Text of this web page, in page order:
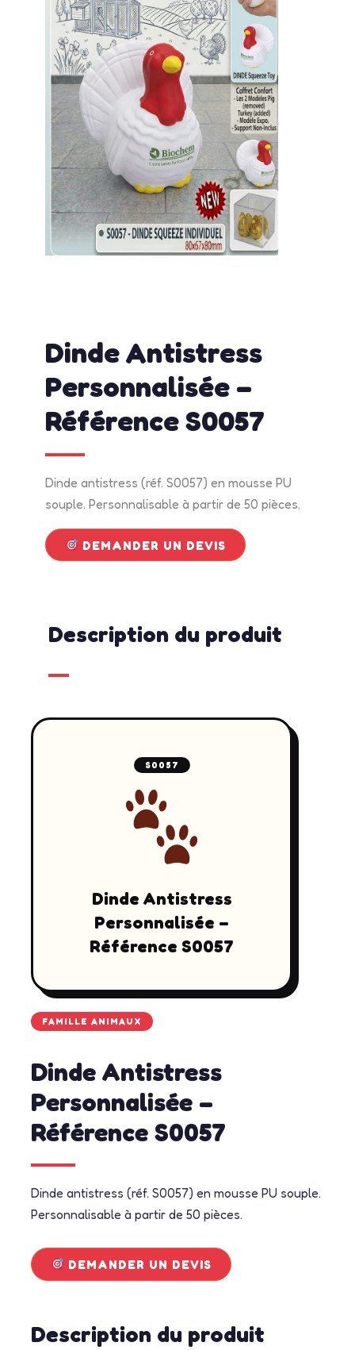
Dinde Antistress
Personnalisée –
Référence S0057
Dinde antistress (réf. S0057) en mousse PU
souple. Personnalisable à partir de 50 pièces.
DEMANDER UN DEVIS
Description du produit
S0057
Dinde Antistress
Personnalisée –
Référence S0057
FAMILLE ANIMAUX
Dinde Antistress
Personnalisée –
Référence S0057
Dinde antistress (réf. S0057) en mousse PU souple.
Personnalisable à partir de 50 pièces.
DEMANDER UN DEVIS
Description du produit